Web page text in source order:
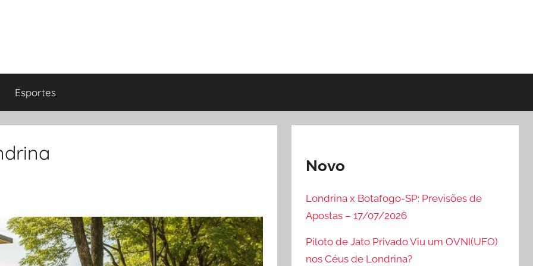
Esportes
Novo
Londrina x Botafogo-SP: Previsões de
Apostas – 17/07/2026
Piloto de Jato Privado Viu um OVNI(UFO)
nos Céus de Londrina?